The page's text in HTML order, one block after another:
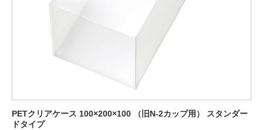
PETクリアケース 100×200×100 （旧N-2カップ用） スタンダー
ドタイプ